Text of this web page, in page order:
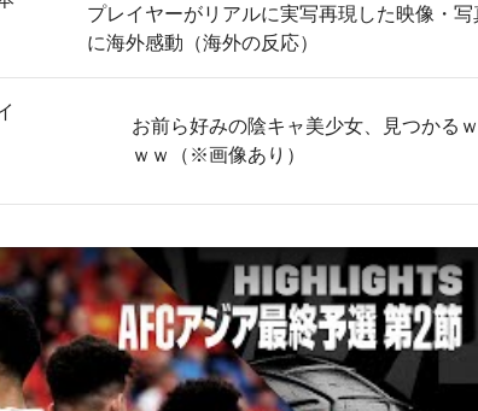
プレイヤーがリアルに実写再現した映像・写
に海外感動（海外の反応）
お前ら好みの陰キャ美少女、見つかるｗ
ｗｗ（※画像あり）